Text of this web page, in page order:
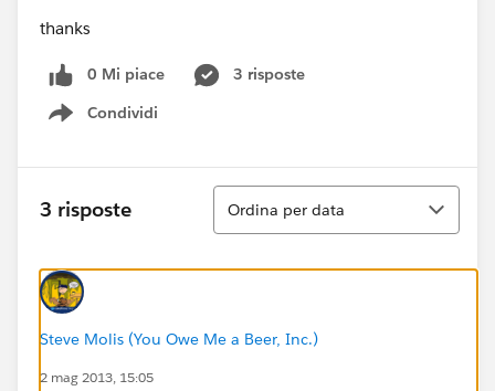
thanks
0 Mi piace
3 risposte
Condividi
Show menu
3 risposte
Ordina
Ordina per data
Steve Molis (You Owe Me a Beer, Inc.)
2 mag 2013, 15:05